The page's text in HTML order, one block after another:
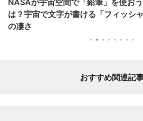
NASAが宇宙空間で「鉛筆」を使お
は？宇宙で文字が書ける「フィッシ
の凄さ
おすすめ関連記